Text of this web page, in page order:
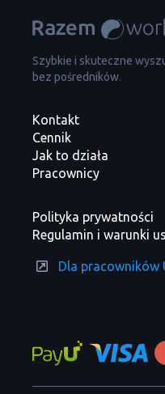
Szybkie i skuteczne
bez pośredników.
Kontakt
Cennik
Jak to działa
Pracownicy
Polityka prywatności
Regulamin i warunki
Dla pracowników